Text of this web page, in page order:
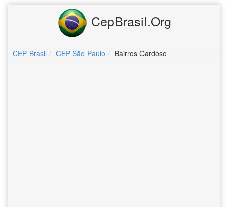
CepBrasil.Org
CEP Brasil CEP São Paulo Bairros Cardoso